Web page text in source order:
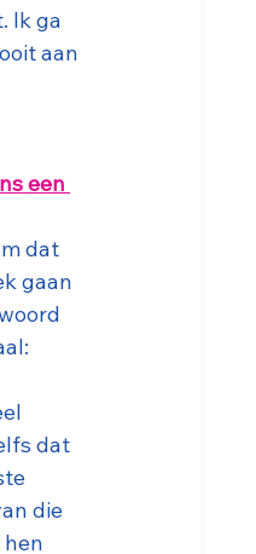
Ik ga
aan
een
dat
gaan
dat
die